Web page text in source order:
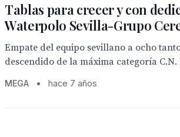
Tablas para crecer y con
Waterpolo Sevilla-Grupo
Empate del equipo sevillano a ocho
descendido de la máxima categoría C.N.
MEGA • hace 7 años